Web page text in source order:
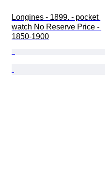
Longines - 1899. - pocket
watch No Reserve Price -
1850-1900